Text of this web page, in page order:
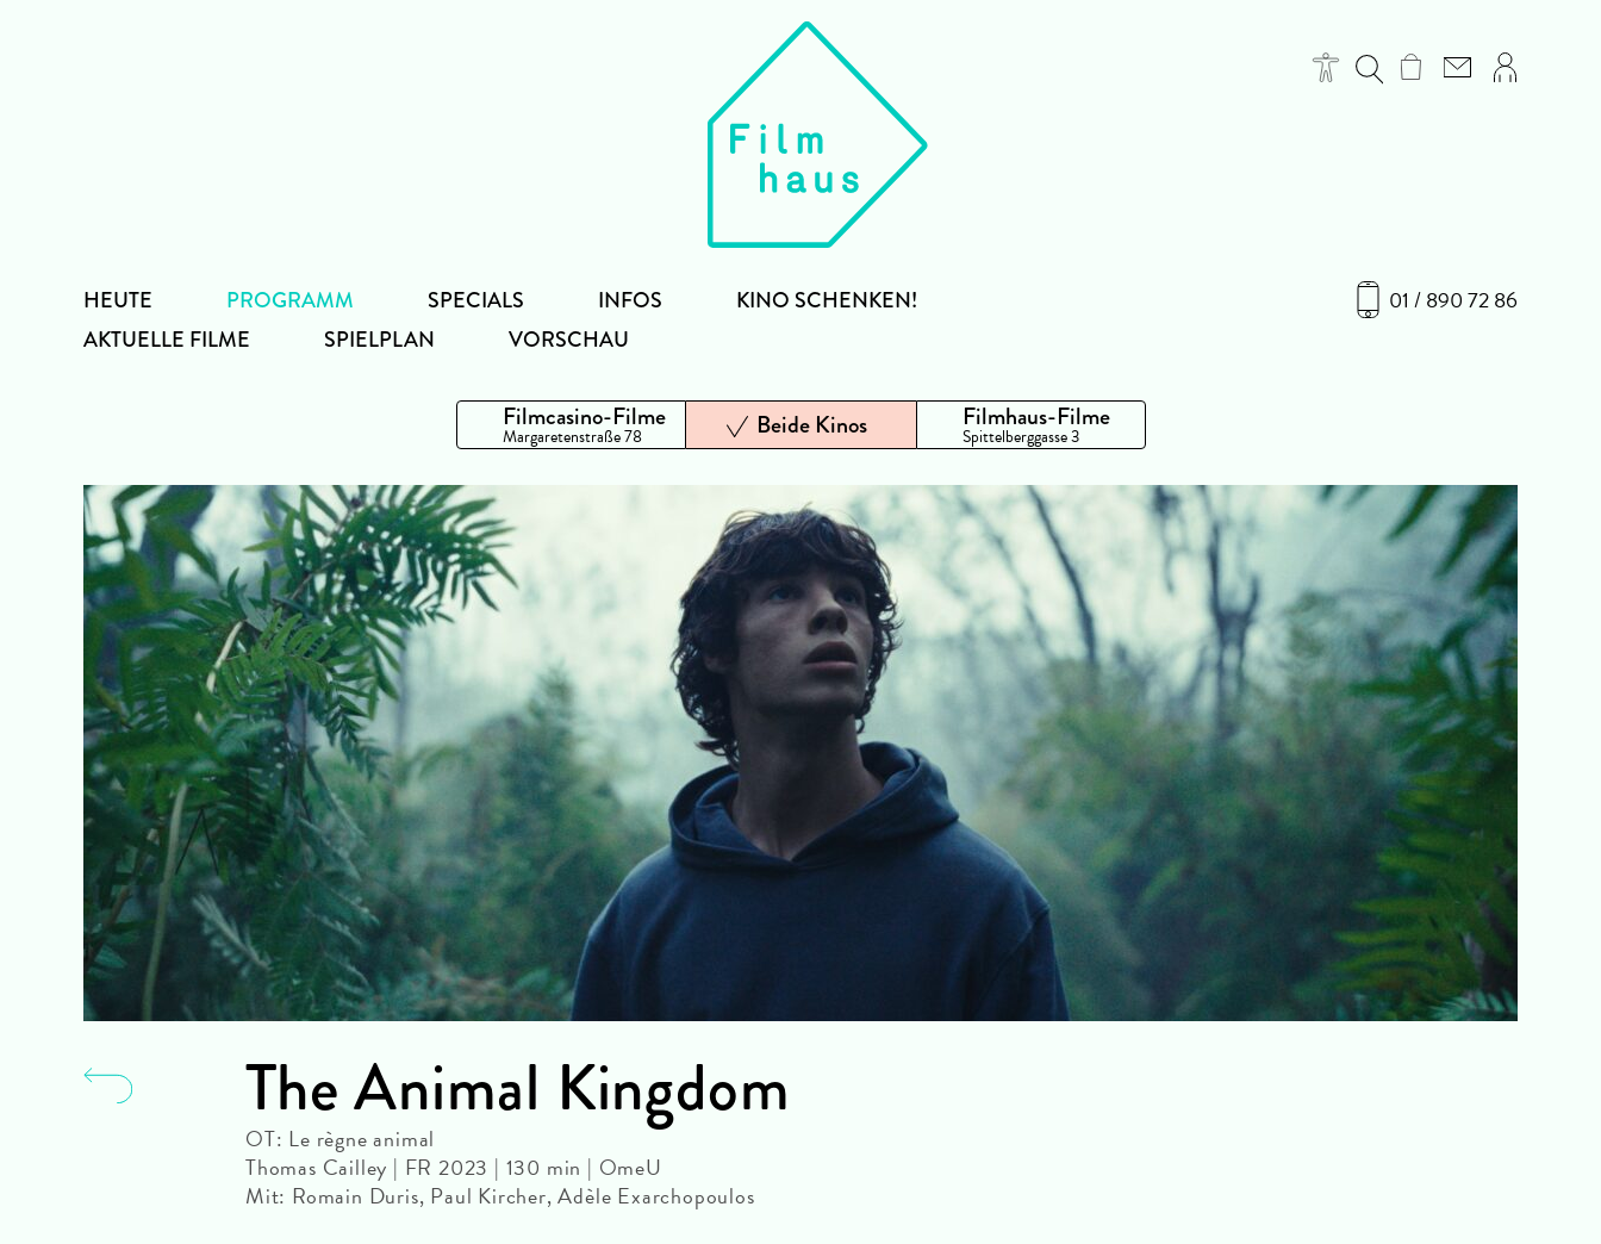
01 / 890 72 86
HEUTE
PROGRAMM
AKTUELLE FILME
SPIELPLAN VORSCHAU
SPECIALS INFOS KINO SCHENKEN!
Filmcasino-Filme
Margaretenstraße 78 Beide Kinos Filmhaus-Filme
Spittelberggasse 3
The Animal Kingdom
OT: Le règne animal
Thomas Cailley | FR 2023 | 130 min | OmeU
Mit: Romain Duris, Paul Kircher, Adèle Exarchopoulos